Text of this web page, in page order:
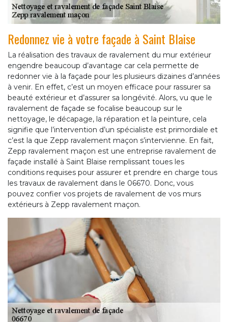
Redonnez vie à votre façade à Saint Blaise
La réalisation des travaux de ravalement du mur extérieur
engendre beaucoup d’avantage car cela permette de
redonner vie à la façade pour les plusieurs dizaines d’années
à venir. En effet, c’est un moyen efficace pour rassurer sa
beauté extérieur et d’assurer sa longévité. Alors, vu que le
ravalement de façade se focalise beaucoup sur le
nettoyage, le décapage, la réparation et la peinture, cela
signifie que l’intervention d’un spécialiste est primordiale et
c’est la que Zepp ravalement maçon s’intervienne. En fait,
Zepp ravalement maçon est une entreprise ravalement de
façade installé à Saint Blaise remplissant toues les
conditions requises pour assurer et prendre en charge tous
les travaux de ravalement dans le 06670. Donc, vous
pouvez confier vos projets de ravalement de vos murs
extérieurs à Zepp ravalement maçon.